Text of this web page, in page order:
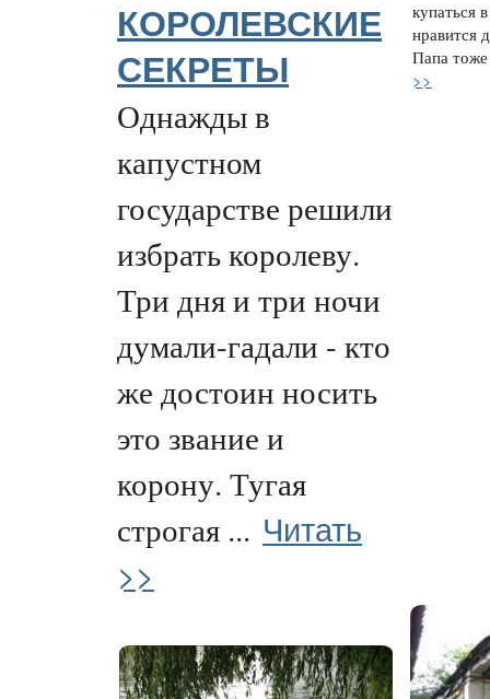
КОРОЛЕВСКИЕ
СЕКРЕТЫ
Однажды в
капустном
государстве решили
избрать королеву.
Три дня и три ночи
думали-гадали - кто
же достоин носить
это звание и
корону. Тугая
строгая ... Читать
>>
купаться
нравится
Папа тоже
>>